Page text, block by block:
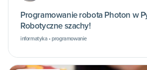
Programowanie robota Photon w
Robotyczne szachy!
informatyka • programowanie